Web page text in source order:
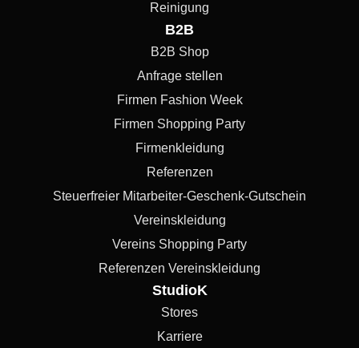
Reinigung
B2B
B2B Shop
Anfrage stellen
Firmen Fashion Week
Firmen Shopping Party
Firmenkleidung
Referenzen
Steuerfreier Mitarbeiter-Geschenk-Gutschein
Vereinskleidung
Vereins Shopping Party
Referenzen Vereinskleidung
StudioK
Stores
Karriere